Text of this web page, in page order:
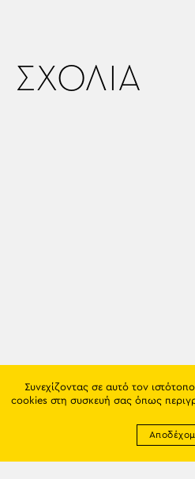
ΣΧΟΛΙΑ
Συνεχίζοντας σε αυτό τον
cookies στη συσκευή σας όπως